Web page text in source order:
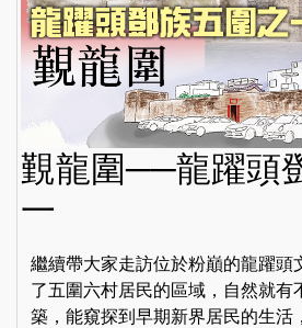
覲龍圍──龍躍頭
一
繼續帶大家走訪位於粉巔的龍躍頭
了五圍六村居民的區域，自然就有
築，能窺探到早期新界居民的生活